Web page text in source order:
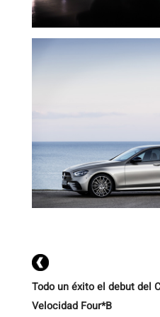
Todo un éxito el debut del
Velocidad Four*B